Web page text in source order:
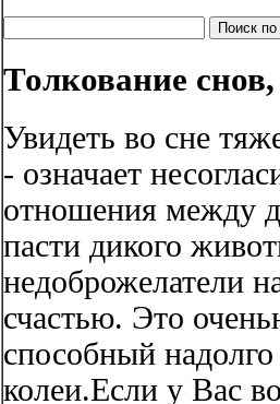
Толкование
Увидеть во сне
- означает
отношения между
пасти дикого
недоброжелатели
счастью. Это
способный
колеи.Если у Вас